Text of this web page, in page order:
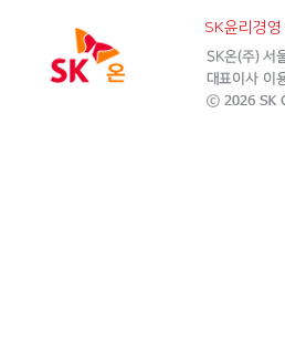
SK윤리경영